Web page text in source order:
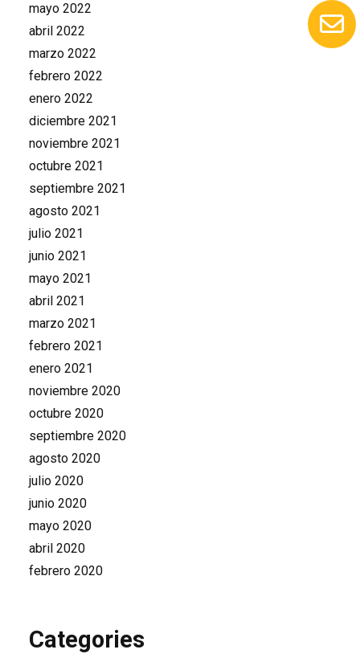
mayo 2022
abril 2022
marzo 2022
febrero 2022
enero 2022
diciembre 2021
noviembre 2021
octubre 2021
septiembre 2021
agosto 2021
julio 2021
junio 2021
mayo 2021
abril 2021
marzo 2021
febrero 2021
enero 2021
noviembre 2020
octubre 2020
septiembre 2020
agosto 2020
julio 2020
junio 2020
mayo 2020
abril 2020
febrero 2020
Categories